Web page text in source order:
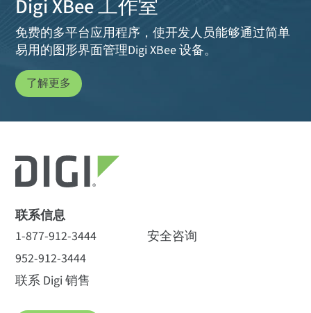
Digi XBee 工作室
免费的多平台应用程序，使开发人员能够通过简单
易用的图形界面管理Digi XBee 设备。
了解更多
联系信息
1-877-912-3444
952-912-3444
联系 Digi 销售
安全咨询